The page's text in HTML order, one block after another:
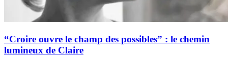
“Croire ouvre le champ des possibles” : le chemin
lumineux de Claire